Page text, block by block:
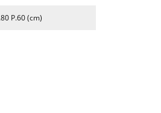
P.60 (cm)